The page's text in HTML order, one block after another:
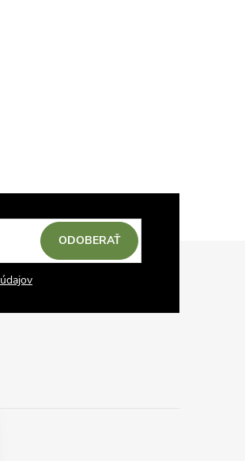
ODOBERAŤ